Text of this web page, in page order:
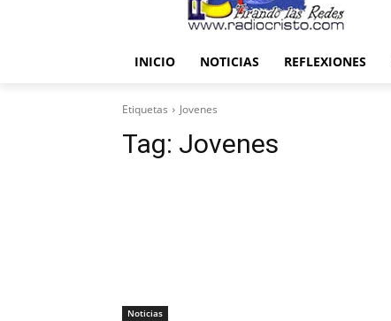
INICIO NOTICIAS REFLEXIONES
Etiquetas Jovenes
Tag: Jovenes
Noticias